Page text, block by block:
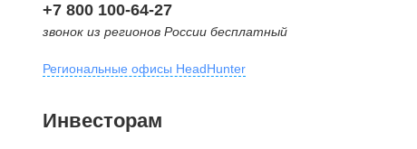
+7 800 100-64-27
звонок из регионов России бесплатный
Региональные офисы HeadHunter
внутригородская территория
Инвесторам